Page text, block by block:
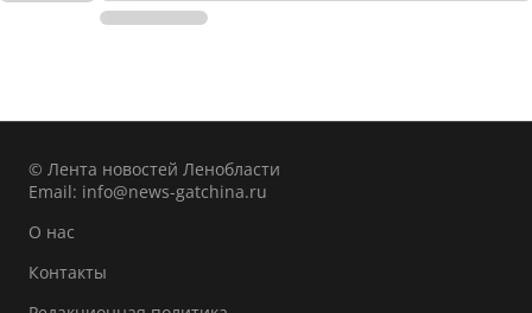
© Лента новостей Ленобласти
Email: info@news-gatchina.ru
О нас
Контакты